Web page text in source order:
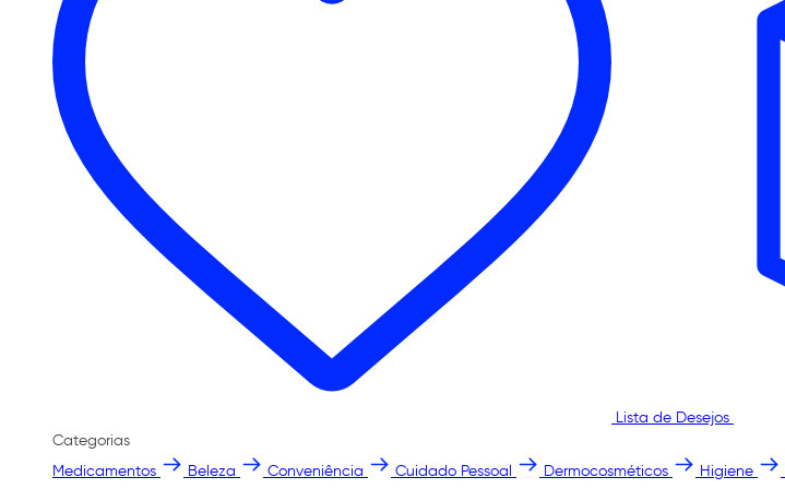
Lista de Desejos
Categorias
Medicamentos
Beleza Conveniência Cuidado Pessoal Dermocosméticos Higiene